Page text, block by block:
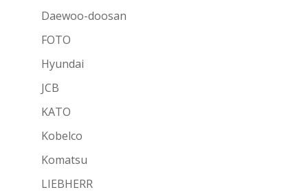
Daewoo-doosan
FOTO
Hyundai
JCB
KATO
Kobelco
Komatsu
LIEBHERR